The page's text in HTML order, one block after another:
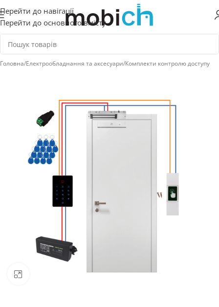
Перейти до навігації
Перейти до основного вмісту
Головна/Електрообладнання та аксесуари/Комплекти контролю доступу
Натисніть, щоб збільшити